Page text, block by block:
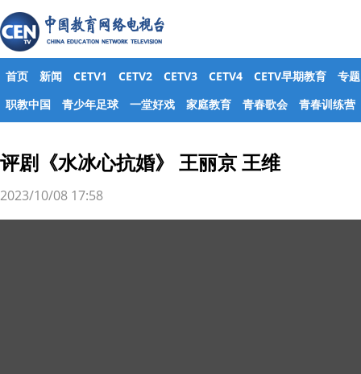
首页 新闻 CETV1 CETV2 CETV3 CETV4 CETV早期教育
专题
职教中国
青少年足球 一堂好戏 家庭教育 青春歌会 青春训练营
评剧《水冰心抗婚》 王丽京 王维
2023/10/08 17:58